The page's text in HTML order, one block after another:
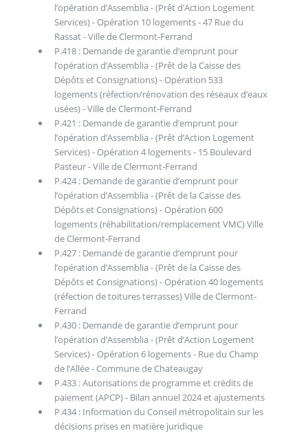
l’opération d’Assemblia - (Prêt d’Action Logement
Services) - Opération 10 logements - 47 Rue du
Rassat - Ville de Clermont-Ferrand
P.418 : Demande de garantie d’emprunt pour
l’opération d’Assemblia - (Prêt de la Caisse des
Dépôts et Consignations) - Opération 533
logements (réfection/rénovation des réseaux d’eaux
usées) - Ville de Clermont-Ferrand
P.421 : Demande de garantie d’emprunt pour
l’opération d’Assemblia - (Prêt d’Action Logement
Services) - Opération 4 logements - 15 Boulevard
Pasteur - Ville de Clermont-Ferrand
P.424 : Demande de garantie d’emprunt pour
l’opération d’Assemblia - (Prêt de la Caisse des
Dépôts et Consignations) - Opération 600
logements (réhabilitation/remplacement VMC) Ville
de Clermont-Ferrand
P.427 : Demande de garantie d’emprunt pour
l’opération d’Assemblia - (Prêt de la Caisse des
Dépôts et Consignations) - Opération 40 logements
(réfection de toitures terrasses) Ville de Clermont-
Ferrand
P.430 : Demande de garantie d’emprunt pour
l’opération d’Assemblia - (Prêt d’Action Logement
Services) - Opération 6 logements - Rue du Champ
de l’Allée - Commune de Chateaugay
P.433 : Autorisations de programme et crédits de
paiement (APCP) - Bilan annuel 2024 et ajustements
P.434 : Information du Conseil métropolitain sur les
décisions prises en matière juridique